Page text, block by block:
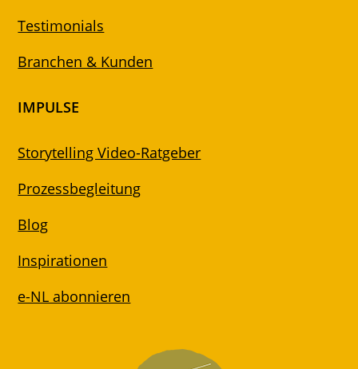
Testimonials
Branchen & Kunden
IMPULSE
Storytelling Video-Ratgeber
Prozessbegleitung
Blog
Inspirationen
e-NL abonnieren